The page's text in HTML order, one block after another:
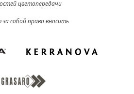
цветопередачи
собой право вносить